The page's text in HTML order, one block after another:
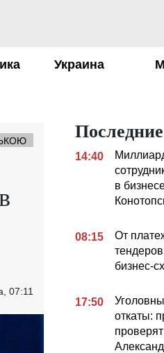
Украина
07:11
14:40
в
08:15
От
бизнес-
17:50
откаты: